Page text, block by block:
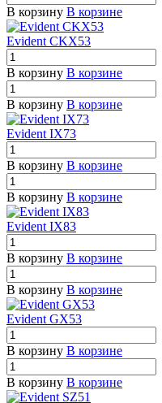
В корзину В корзине
Evident CKX53
В корзину В корзине
В корзину В корзине
Evident IX73
В корзину В корзине
В корзину В корзине
Evident IX83
В корзину В корзине
В корзину В корзине
Evident GX53
В корзину В корзине
В корзину В корзине